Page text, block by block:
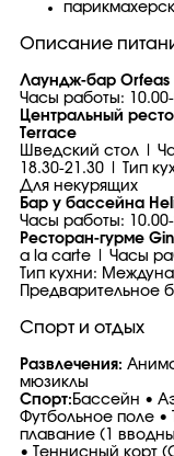
Описание
Лаундж-бар Orfeas
Часы работы:
Центральный
Terrace
Шведский стол |
18.30-21.30 | Тип
Для некурящих
Бар у бассейна
Часы работы:
Ресторан-гурме
a la carte | Часы
Тип кухни:
Предварительное
Спорт и отдых
Развлечения:
мюзиклы
Спорт: Бассейн •
Футбольное поле
плавание (1
• Теннисный корт